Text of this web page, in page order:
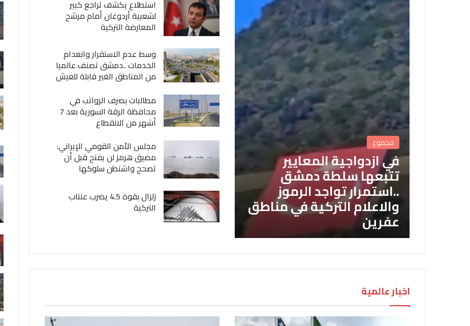
مجموع
في ازدواجية المعايير
تتبعها سلطة دمشق
..استمرار تواجد الرموز
والاعلام التركية في مناطق
عفرين
استطلاع يكشف تراجع كبير
لشعبية أردوغان أمام مرشح
المعارضة التركية
وسط عدم الاستقرار وانعدام
الخدمات ..دمشق تصنف عالميا
من المناطق الغير قابلة للعيش
مطالبات بصرف الرواتب في
محافظة الرقة السورية بعد 7
أشهر من الانقطاع
مجلس الأمن القومي الإيراني:
مضيق هرمز لن يفتح قبل أن
تصحح واشنطن سلوكها
زلزال بقوة 4.5 يضرب عنتاب
التركية
اخبار عالمية